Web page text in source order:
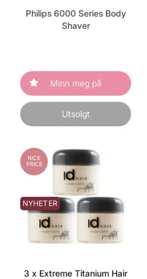
Philips 6000 Series Body
Shaver
Minn meg på
Utsolgt
NICE
PRICE
NYHETER
3 x Extreme Titanium Hair